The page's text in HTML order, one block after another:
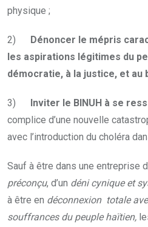
physique ;
2) Dénoncer le mépris
les aspirations légitimes du
démocratie, à la justice, et au
3) Inviter le BINUH à se
complice d’une nouvelle
avec l’introduction du choléra
Sauf à être dans une entreprise
préconçu, d’un déni cynique et
à être en déconnexion totale
souffrances du peuple haïtien,